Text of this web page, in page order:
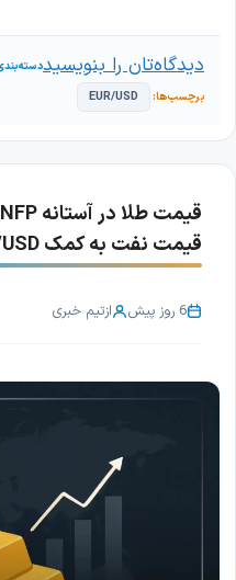
EUR/USD
دیدگاه‌تان را بنویسید
قیمت نفت به کمک XAU/USD آمد
6 روز پیش ازتیم خبری